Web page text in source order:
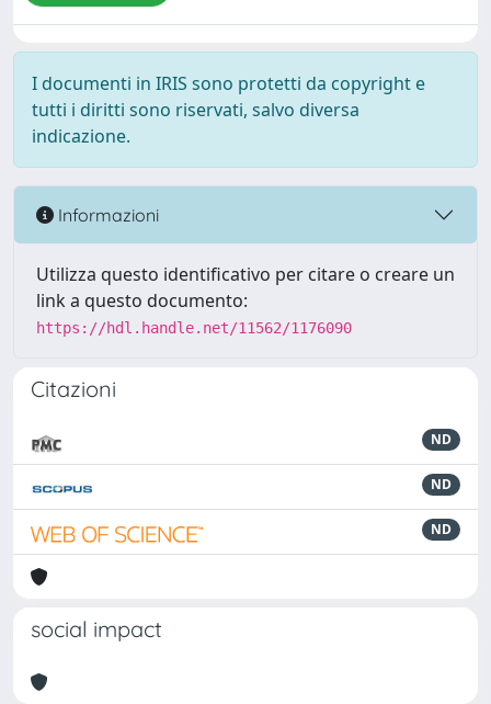
I documenti in IRIS sono protetti da copyright e
tutti i diritti sono riservati, salvo diversa
indicazione.
Informazioni
Utilizza questo identificativo per citare o creare un
link a questo documento:
https://hdl.handle.net/11562/1176090
Citazioni
ND
ND
ND
social impact